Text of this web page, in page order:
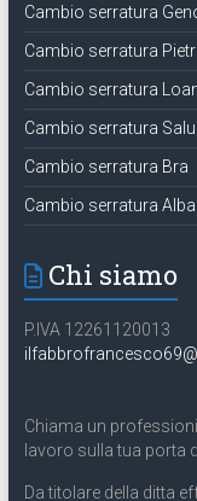
Cambio serratura
Cambio serratura
Cambio serratura
Cambio serratura
Cambio serratura Bra
Cambio serratura Alba
Chi siamo
P.IVA 12261120013
Chiama un
lavoro sulla tua porta
Da titolare della ditta